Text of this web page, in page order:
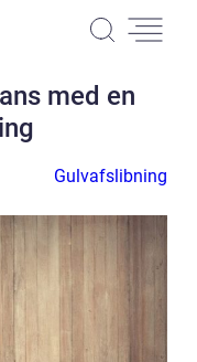
med en
Gulvafslibning